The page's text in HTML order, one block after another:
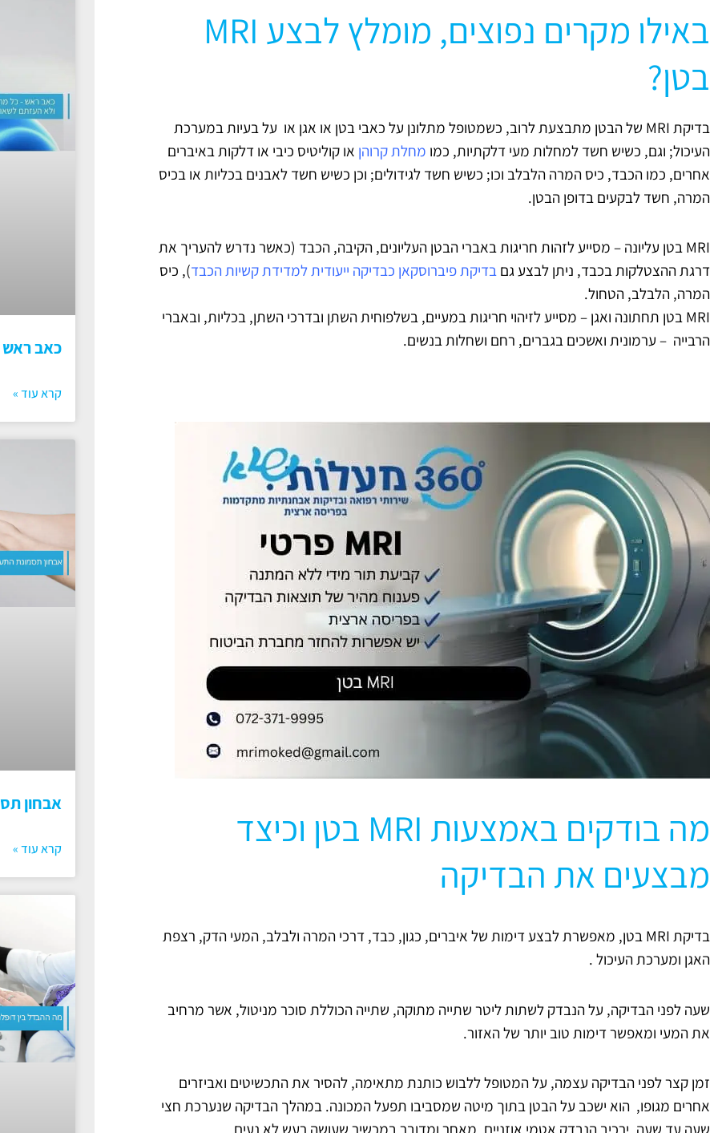
באילו מקרים נפוצים, מומלץ לבצע MRI
בטן?
בדיקת MRI של הבטן מתבצעת לרוב, כשמטופל מתלונן על כאבי בטן או אגן או על בעיות במערכת
העיכול; וגם, כשיש חשד למחלות מעי דלקתיות, כמו מחלת קרוהן או קוליטיס כיבי או דלקות באיברים
אחרים, כמו הכבד, כיס המרה הלבלב וכו; כשיש חשד לגידולים; וכן כשיש חשד לאבנים בכליות או בכיס
המרה, חשד לבקעים בדופן הבטן.
MRI בטן עליונה – מסייע לזהות חריגות באברי הבטן העליונים, הקיבה, הכבד (כאשר נדרש להעריך את
דרגת ההצטלקות בכבד, ניתן לבצע גם בדיקת פיברוסקאן כבדיקה ייעודית למדידת קשיות הכבד), כיס
המרה, הלבלב, הטחול.
MRI בטן תחתונה ואגן – מסייע לזיהוי חריגות במעיים, בשלפוחית השתן ובדרכי השתן, בכליות, ובאברי
הרבייה – ערמונית ואשכים בגברים, רחם ושחלות בנשים.
מה בודקים באמצעות MRI בטן וכיצד
מבצעים את הבדיקה
בדיקת MRI בטן, מאפשרת לבצע דימות של איברים, כגון, כבד, דרכי המרה ולבלב, המעי הדק, רצפת
האגן ומערכת העיכול .
שעה לפני הבדיקה, על הנבדק לשתות ליטר שתייה מתוקה, שתייה הכוללת סוכר מניטול, אשר מרחיב
את המעי ומאפשר דימות טוב יותר של האזור.
זמן קצר לפני הבדיקה עצמה, על המטופל ללבוש כותנת מתאימה, להסיר את התכשיטים ואביזרים
אחרים מגופו, הוא ישכב על הבטן בתוך מיטה שמסביבו תפעל המכונה. במהלך הבדיקה שנערכת חצי
שעה עד שעה, ירכיב הנבדק אטמי אוזניים, מאחר ומדובר במכשיר שעושה רעש לא נעים.
כאב ראש
קרא עוד »
אבחון
קרא עוד »